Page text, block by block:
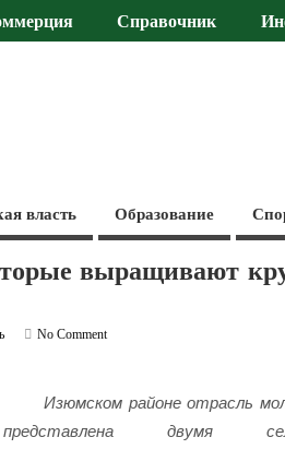
Справочник
власть Образование
выращивают
No Comment
Изюмском районе отрасль
представлена двумя